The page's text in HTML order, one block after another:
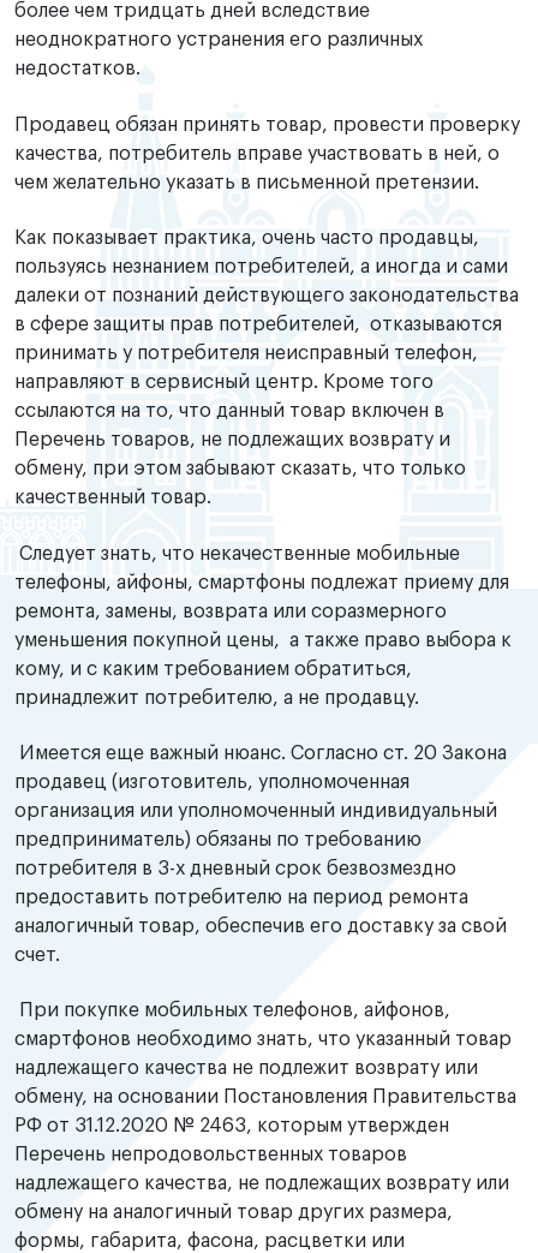
более чем тридцать дней вследствие
неоднократного устранения его различных
недостатков.
Продавец обязан принять товар, провести проверку
качества, потребитель вправе участвовать в ней, о
чем желательно указать в письменной претензии.
Как показывает практика, очень часто продавцы,
пользуясь незнанием потребителей, а иногда и сами
далеки от познаний действующего законодательства
в сфере защиты прав потребителей, отказываются
принимать у потребителя неисправный телефон,
направляют в сервисный центр. Кроме того
ссылаются на то, что данный товар включен в
Перечень товаров, не подлежащих возврату и
обмену, при этом забывают сказать, что только
качественный товар.
Следует знать, что некачественные мобильные
телефоны, айфоны, смартфоны подлежат приему для
ремонта, замены, возврата или соразмерного
уменьшения покупной цены, а также право выбора к
кому, и с каким требованием обратиться,
принадлежит потребителю, а не продавцу.
Имеется еще важный нюанс. Согласно ст. 20 Закона
продавец (изготовитель, уполномоченная
организация или уполномоченный индивидуальный
предприниматель) обязаны по требованию
потребителя в 3-х дневный срок безвозмездно
предоставить потребителю на период ремонта
аналогичный товар, обеспечив его доставку за свой
счет.
При покупке мобильных телефонов, айфонов,
смартфонов необходимо знать, что указанный товар
надлежащего качества не подлежит возврату или
обмену, на основании Постановления Правительства
РФ от 31.12.2020 № 2463, которым утвержден
Перечень непродовольственных товаров
надлежащего качества, не подлежащих возврату или
обмену на аналогичный товар других размера,
формы, габарита, фасона, расцветки или